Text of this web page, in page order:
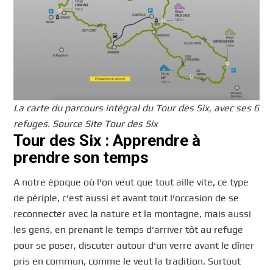
La carte du parcours intégral du Tour des Six, avec ses 6
refuges. Source Site Tour des Six
Tour des Six : Apprendre à
prendre son temps
A notre époque où l’on veut que tout aille vite, ce type
de périple, c’est aussi et avant tout l’occasion de se
reconnecter avec la nature et la montagne, mais aussi
les gens, en prenant le temps d’arriver tôt au refuge
pour se poser, discuter autour d’un verre avant le dîner
pris en commun, comme le veut la tradition. Surtout